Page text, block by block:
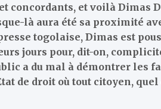
concordants, et voilà Dimas
là aura été sa proximité
togolaise, Dimas est
jours pour, dit-on,
a du mal à démontrer les
de droit où tout citoyen, quel